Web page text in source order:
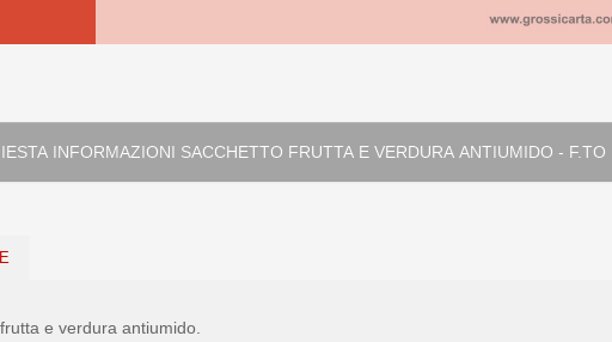
RICHIESTA INFORMAZIONI SACCHETTO FRUTTA E VERDURA ANTIUMIDO -
e verdura antiumido.